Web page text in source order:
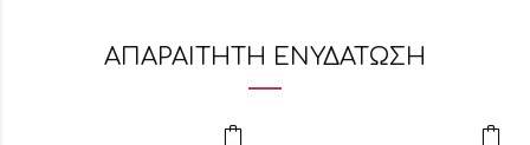
ΑΠΑΡΑΙΤΗΤΗ ΕΝΥΔΑΤΩΣΗ